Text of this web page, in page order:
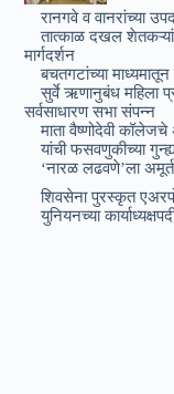
रानगवे व वानरांच्या
तात्काळ दखल
मार्गदर्शन
बचतगटांच्या
सुर्वे ऋणानुबंध महिला
सर्वसाधारण सभा संपन्न
माता वैष्णोदेवी
यांची फसवणुकीच्या
‘नारळ लढवणे’ला अमूर्त
शिवसेना पुरस्कृत
युनियनच्या